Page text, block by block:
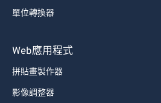
單位轉換器
Web應用程式
拼貼畫製作器
影像調整器